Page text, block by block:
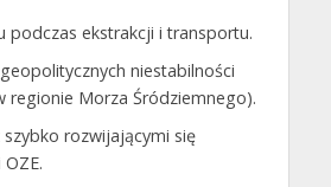
podczas ekstrakcji i transportu.
niestabilności
regionie Morza Śródziemnego).
szybko rozwijającymi się